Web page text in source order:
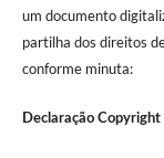
um documento
partilha dos direitos
conforme minuta:
Declaração Copyright